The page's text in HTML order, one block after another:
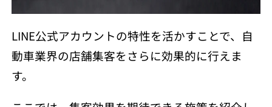
LINE公式アカウントの特性を活かすことで、自
動車業界の店舗集客をさらに効果的に行えま
す。